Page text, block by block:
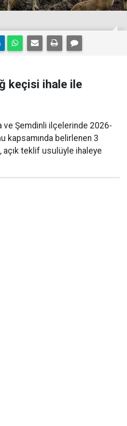
keçisi ihale ile
ve Şemdinli ilçelerinde 2026-
kapsamında belirlenen 3
açık teklif usulüyle ihaleye